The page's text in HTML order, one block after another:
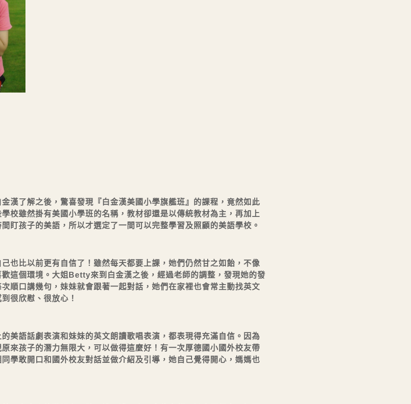
漢了解之後，驚喜發現『白金漢美國小學旗艦班』的課程，竟然如此
校雖然掛有美國小學班的名稱，教材卻還是以傳統教材為主，再加上
盯孩子的美語，所以才選定了一間可以完整學習及照顧的美語學校。
也比以前更有自信了！雖然每天都要上課，她們仍然甘之如飴，不像
這個環境。大姐Betty來到白金漢之後，經過老師的調整，發現她的發
順口講幾句，妹妹就會跟著一起對話，她們在家裡也會常主動找英文
很欣慰、很放心！
美語話劇表演和妹妹的英文朗讀歌唱表演，都表現得充滿自信。因為
來孩子的潛力無限大，可以做得這麼好！有一次厚德國小國外校友帶
學敢開口和國外校友對話並做介紹及引導，她自己覺得開心，媽媽也